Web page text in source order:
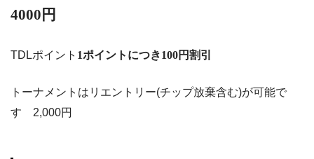
4000円
TDLポイント 1ポイントにつき100円割引
トーナメントはリエントリー(チップ放棄含む)が可能で
す 2,000円